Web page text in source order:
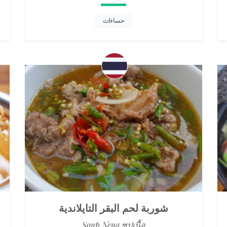
حساءات
شوربة لحم البقر التايلاندية
Soup Neua ซุปเนื้อ